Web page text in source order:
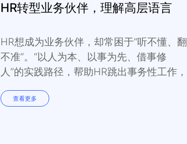
HR转型业务伙伴，理解高层语言
HR想成为业务伙伴，却常困于“听不懂、翻
不准”。“以人为本、以事为先、借事修
人”的实践路径，帮助HR跳出事务性工作，
查看更多